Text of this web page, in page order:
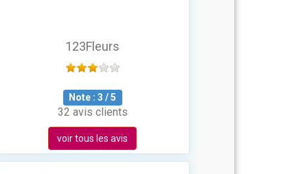
123Fleurs
Note :3 /5
32 avis clients
voir tous les avis